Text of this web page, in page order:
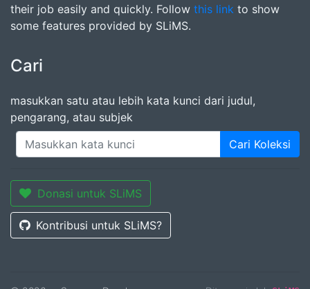
their job easily and quickly. Follow this link to show
some features provided by SLiMS.
Cari
masukkan satu atau lebih kata kunci dari judul,
pengarang, atau subjek
Cari Koleksi
Donasi untuk SLiMS
Kontribusi untuk SLiMS?